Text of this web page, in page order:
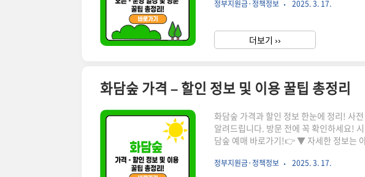
을 제대로 즐기기 위해 운영 일정과 이용
페이지 확인 필수)✅ 운영시간 안내구분운
간오후 6시※ 성수기(봄·가을)에는 사전 예
정부지원금·정책정보 2025. 3. 17.
더보기 ››
화담숲 가격 – 할인 정보 및 이용 꿀팁 총정리
화담숲 가격과 할인 정보 한눈에 정리! 사
알려드립니다. 방문 전에 꼭 확인하세요!
담숲 예매 바로가기!👉 ▼ 자세한 정보는 아래에서 계
소입니다. 방문을 계획하고 있다면 입장료
정부지원금·정책정보 2025. 3. 17.